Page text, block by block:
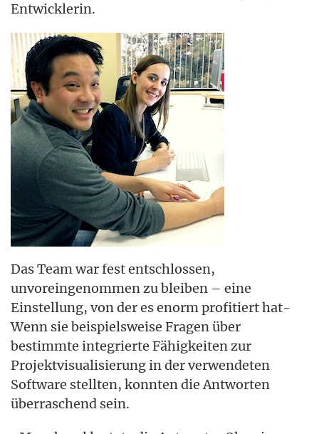
Entwicklerin.
Das Team war fest entschlossen,
unvoreingenommen zu bleiben – eine
Einstellung, von der es enorm profitiert hat-
Wenn sie beispielsweise Fragen über
bestimmte integrierte Fähigkeiten zur
Projektvisualisierung in der verwendeten
Software stellten, konnten die Antworten
überraschend sein.